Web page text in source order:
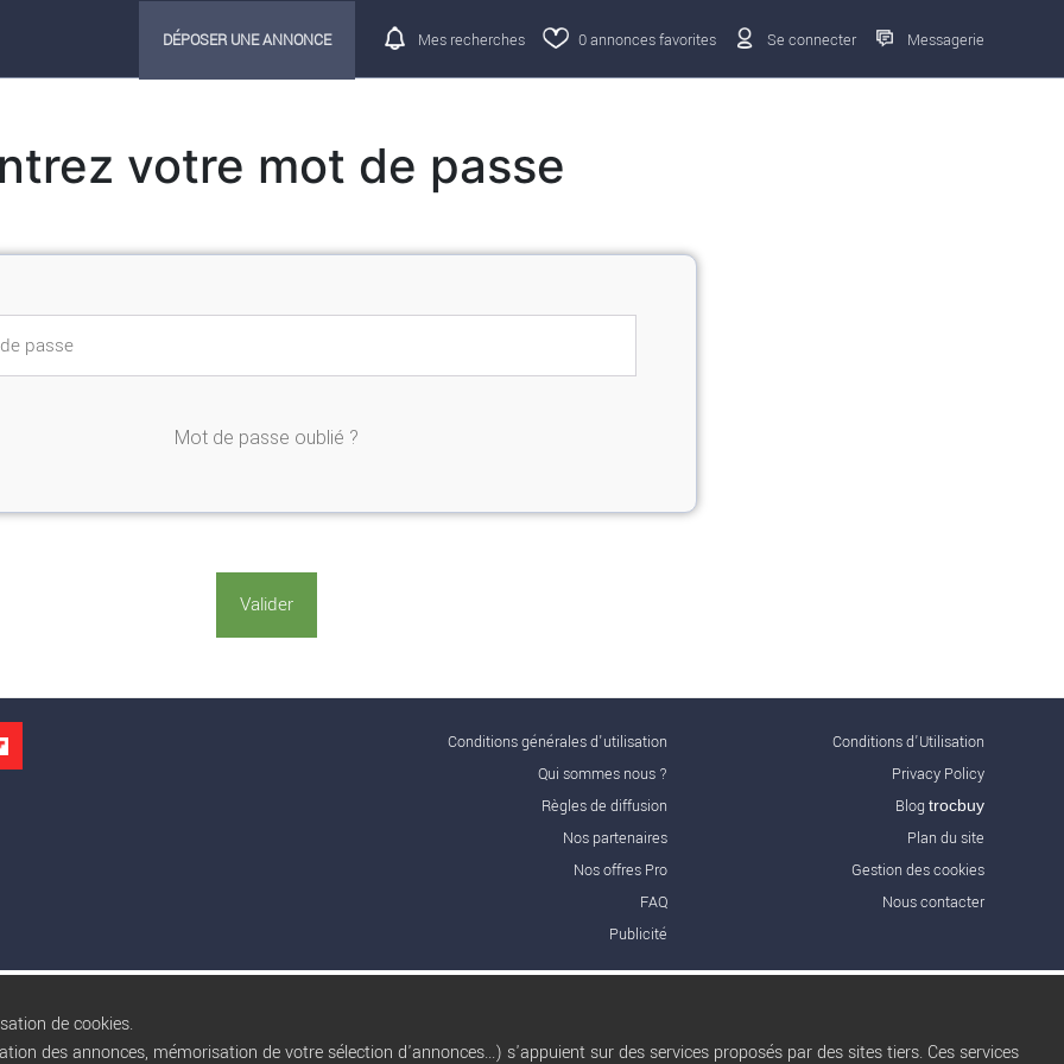
DÉPOSER UNE ANNONCE Mes recherches 0annonces favorites Se connecter Messagerie
votre mot de passe
Mot de passe oublié ?
Conditions générales d'utilisation
Qui sommes nous ?
Règles de diffusion
Nos partenaires
Nos offres Pro
FAQ
Publicité
Conditions d’Utilisation
Privacy Policy
Blog trocbuy
Plan du site
Gestion des cookies
Nous contacter
de cookies.
des annonces, mémorisation de votre sélection d'annonces...) s'appuient sur des services proposés par des sites tiers. Ces services